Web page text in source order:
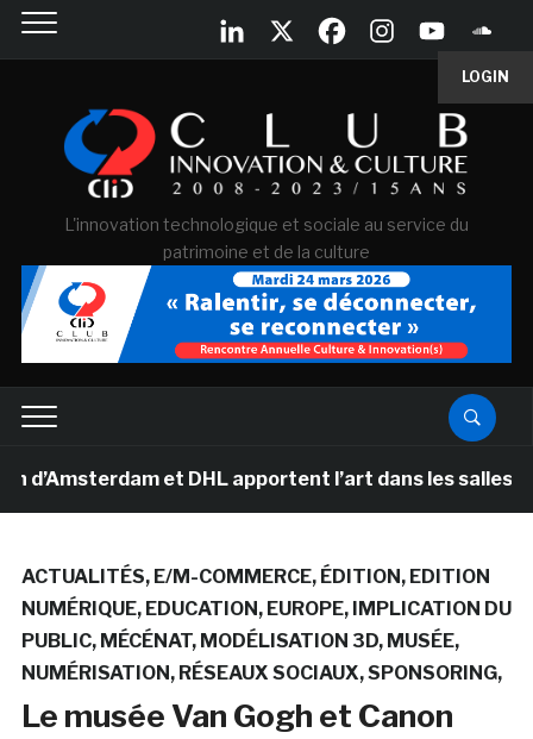
LOGIN
L'innovation technologique et sociale au service du
patrimoine et de la culture
et DHL apportent l’art dans les salles de
ACTUALITÉS E/M-COMMERCE ÉDITION
EDITION
NUMÉRIQUE EDUCATION EUROPE
IMPLICATION DU
PUBLIC MÉCÉNAT MODÉLISATION 3D MUSÉE
NUMÉRISATION
RÉSEAUX SOCIAUX SPONSORING
Le musée Van Gogh et Canon